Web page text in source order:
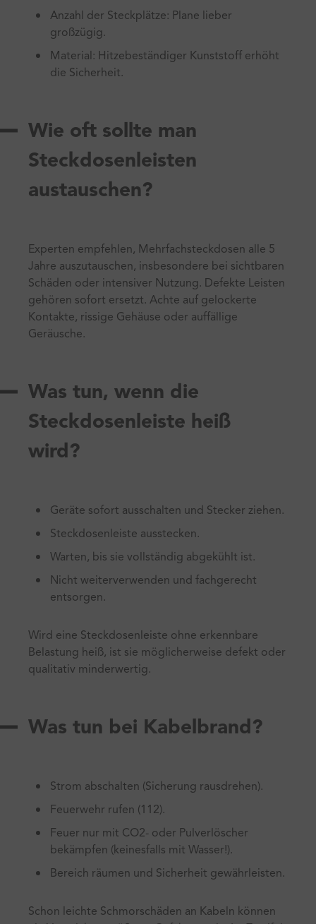
Anzahl der Steckplätze: Plane lieber
großzügig.
Material: Hitzebeständiger Kunststoff erhöht
die Sicherheit.
Wie oft sollte man
Steckdosenleisten
austauschen?
Experten empfehlen, Mehrfachsteckdosen alle 5
Jahre auszutauschen, insbesondere bei sichtbaren
Schäden oder intensiver Nutzung. Defekte Leisten
gehören sofort ersetzt. Achte auf gelockerte
Kontakte, rissige Gehäuse oder auffällige
Geräusche.
Was tun, wenn die
Steckdosenleiste heiß
wird?
Geräte sofort ausschalten und Stecker ziehen.
Steckdosenleiste ausstecken.
Warten, bis sie vollständig abgekühlt ist.
Nicht weiterverwenden und fachgerecht
entsorgen.
Wird eine Steckdosenleiste ohne erkennbare
Belastung heiß, ist sie möglicherweise defekt oder
qualitativ minderwertig.
Was tun bei Kabelbrand?
Strom abschalten (Sicherung rausdrehen).
Feuerwehr rufen (112).
Feuer nur mit CO2- oder Pulverlöscher
bekämpfen (keinesfalls mit Wasser!).
Bereich räumen und Sicherheit gewährleisten.
Schon leichte Schmorschäden an Kabeln können